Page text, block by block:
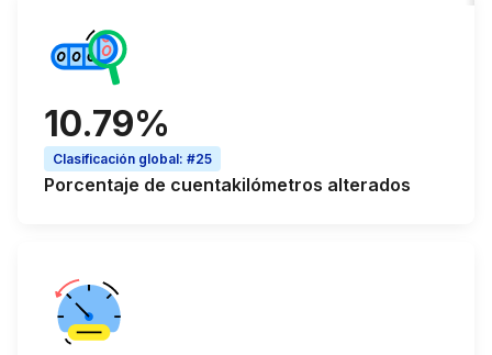
10.79%
Clasificación global: #25
Porcentaje de cuentakilómetros alterados